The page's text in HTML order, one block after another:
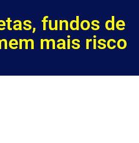
fundos de
mais risco